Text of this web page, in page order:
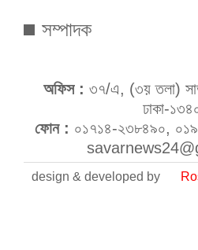
সম্পাদক
অফিস : ৩৭/এ, (৩য় তলা)
ঢাকা-
ফোন : ০১৭১৪-২৩৮৪৯০,
design & developed by